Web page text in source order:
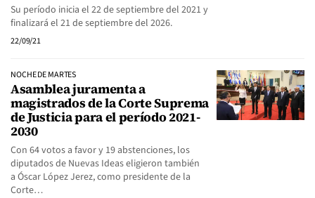
Su período inicia el 22 de septiembre del 2021 y
finalizará el 21 de septiembre del 2026.
22/09/21
NOCHE DE MARTES
Asamblea juramenta a
magistrados de la Corte Suprema
de Justicia para el período 2021-
2030
Con 64 votos a favor y 19 abstenciones, los
diputados de Nuevas Ideas eligieron también
a Óscar López Jerez, como presidente de la
Corte…